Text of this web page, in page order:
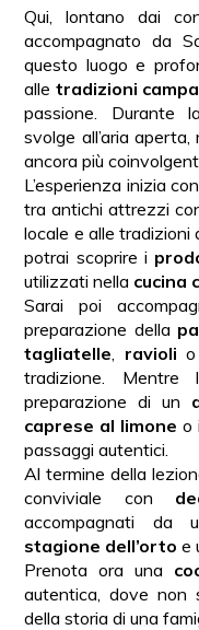
Qui, lontano dai
accompagnato da
questo luogo e
alle tradizioni
passione. Durante
svolge all’aria
ancora più
L’esperienza inizia
tra antichi attrezzi
locale e alle tradizioni
potrai scoprire i
utilizzati nella cucina
Sarai poi
preparazione della
tagliatelle
ravioli o
tradizione. Mentre
preparazione di un
caprese al limone o
passaggi autentici.
Al termine della
conviviale con
accompagnati
stagione dell’orto e
Prenota ora una
autentica, dove non
della storia di una